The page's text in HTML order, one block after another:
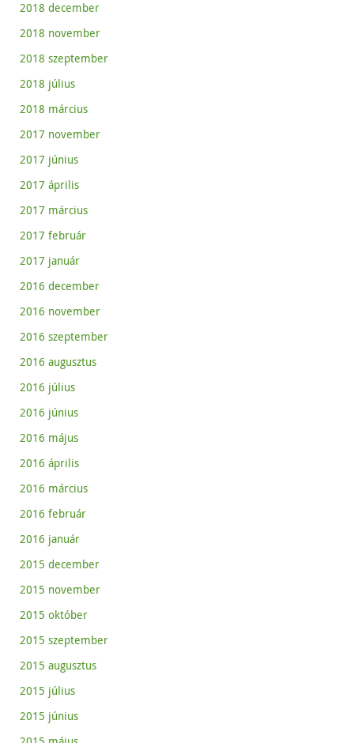
2018 december
2018 november
2018 szeptember
2018 július
2018 március
2017 november
2017 június
2017 április
2017 március
2017 február
2017 január
2016 december
2016 november
2016 szeptember
2016 augusztus
2016 július
2016 június
2016 május
2016 április
2016 március
2016 február
2016 január
2015 december
2015 november
2015 október
2015 szeptember
2015 augusztus
2015 július
2015 június